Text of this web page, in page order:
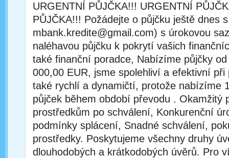
URGENTNÍ PŮJČKA!!! URGENTNÍ
PŮJČKA!!! Požádejte o půjčku ještě dnes
mbank.kredite@gmail.com) s úrokovou
naléhavou půjčku k pokrytí vašich
také finanční poradce, Nabízíme půjčky
000,00 EUR, jsme spolehliví a efektivní
také rychlí a dynamičtí, protože nabízíme
půjček během období převodu . Okamžitý
prostředkům po schválení, Konkurenční
podmínky splácení, Snadné schválení,
prostředky. Poskytujeme všechny druhy
dlouhodobých a krátkodobých úvěrů. Pro